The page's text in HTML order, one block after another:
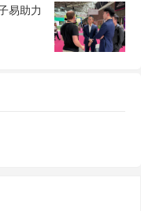
易助力